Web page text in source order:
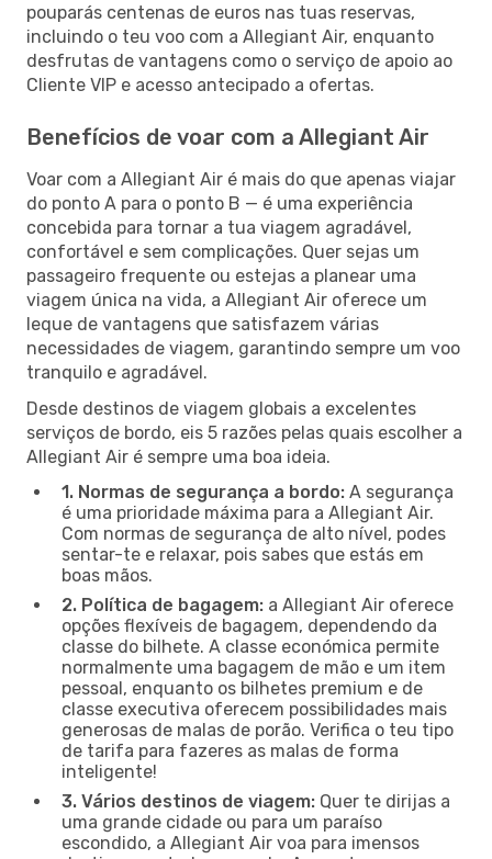
pouparás centenas de euros nas tuas reservas,
incluindo o teu voo com a Allegiant Air, enquanto
desfrutas de vantagens como o serviço de apoio ao
Cliente VIP e acesso antecipado a ofertas.
Benefícios de voar com a Allegiant Air
Voar com a Allegiant Air é mais do que apenas viajar
do ponto A para o ponto B — é uma experiência
concebida para tornar a tua viagem agradável,
confortável e sem complicações. Quer sejas um
passageiro frequente ou estejas a planear uma
viagem única na vida, a Allegiant Air oferece um
leque de vantagens que satisfazem várias
necessidades de viagem, garantindo sempre um voo
tranquilo e agradável.
Desde destinos de viagem globais a excelentes
serviços de bordo, eis 5 razões pelas quais escolher a
Allegiant Air é sempre uma boa ideia.
1. Normas de segurança a bordo: A segurança
é uma prioridade máxima para a Allegiant Air.
Com normas de segurança de alto nível, podes
sentar-te e relaxar, pois sabes que estás em
boas mãos.
2. Política de bagagem: a Allegiant Air oferece
opções flexíveis de bagagem, dependendo da
classe do bilhete. A classe económica permite
normalmente uma bagagem de mão e um item
pessoal, enquanto os bilhetes premium e de
classe executiva oferecem possibilidades mais
generosas de malas de porão. Verifica o teu tipo
de tarifa para fazeres as malas de forma
inteligente!
3. Vários destinos de viagem: Quer te dirijas a
uma grande cidade ou para um paraíso
escondido, a Allegiant Air voa para imensos